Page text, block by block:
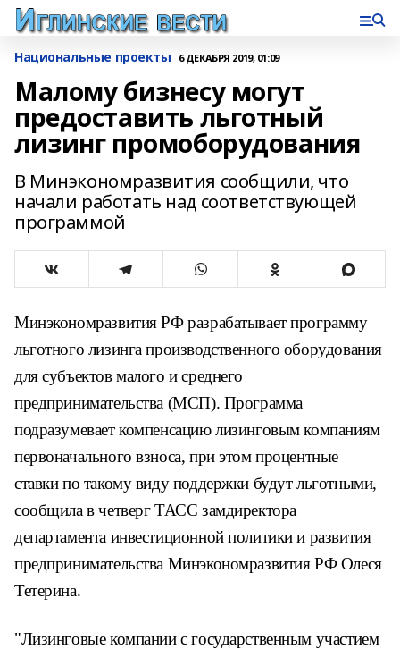
Национальные проекты 6 ДЕКАБРЯ 2019, 01:09
Малому бизнесу могут
предоставить льготный
лизинг промоборудования
В Минэкономразвития сообщили, что
начали работать над соответствующей
программой
Минэкономразвития РФ разрабатывает программу
льготного лизинга производственного оборудования
для субъектов малого и среднего
предпринимательства (МСП). Программа
подразумевает компенсацию лизинговым компаниям
первоначального взноса, при этом процентные
ставки по такому виду поддержки будут льготными,
сообщила в четверг ТАСС замдиректора
департамента инвестиционной политики и развития
предпринимательства Минэкономразвития РФ Олеся
Тетерина.
"Лизинговые компании с государственным участием